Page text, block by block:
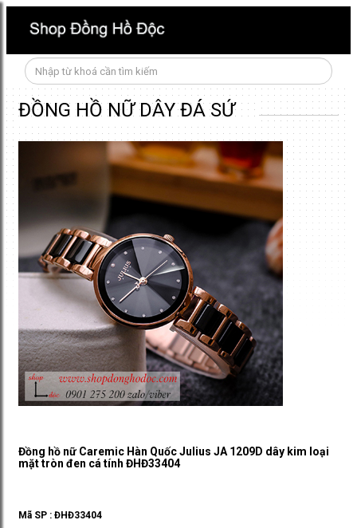
ĐỒNG HỒ NỮ DÂY ĐÁ SỨ
Đồng hồ nữ Caremic Hàn Quốc Julius JA 1209D dây kim loại
mặt tròn đen cá tính ĐHĐ33404
Mã SP : ĐHĐ33404